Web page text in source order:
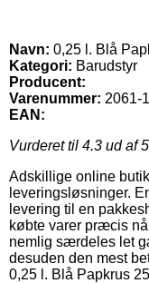
Navn: 0,25 l. Blå
Kategori: Barudstyr
Producent:
Varenummer: 2061-1
EAN:
Vurderet til 4.3 ud af
Adskillige online
leveringsløsninger.
levering til en
købte varer præcis
nemlig særdeles let
desuden den mest
0,25 l. Blå Papkrus